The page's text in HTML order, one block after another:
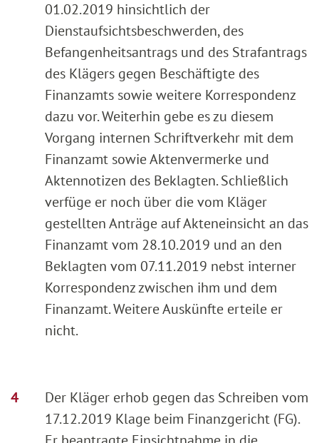
01.02.2019 hinsichtlich der
Dienstaufsichtsbeschwerden, des
Befangenheitsantrags und des Strafantrags
des Klägers gegen Beschäftigte des
Finanzamts sowie weitere Korrespondenz
dazu vor. Weiterhin gebe es zu diesem
Vorgang internen Schriftverkehr mit dem
Finanzamt sowie Aktenvermerke und
Aktennotizen des Beklagten. Schließlich
verfüge er noch über die vom Kläger
gestellten Anträge auf Akteneinsicht an das
Finanzamt vom 28.10.2019 und an den
Beklagten vom 07.11.2019 nebst interner
Korrespondenz zwischen ihm und dem
Finanzamt. Weitere Auskünfte erteile er
nicht.
Der Kläger erhob gegen das Schreiben vom
17.12.2019 Klage beim Finanzgericht (FG).